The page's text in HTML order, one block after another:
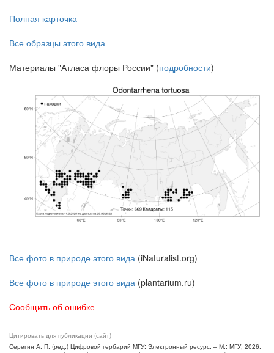
Полная карточка
Все образцы этого вида
Материалы "Атласа флоры России" (подробности)
Все фото в природе этого вида (iNaturalist.org)
Все фото в природе этого вида (plantarium.ru)
Сообщить об ошибке
Цитировать для публикации (сайт)
Серегин А. П. (ред.) Цифровой гербарий МГУ: Электронный ресурс. – М.: МГУ, 2026.